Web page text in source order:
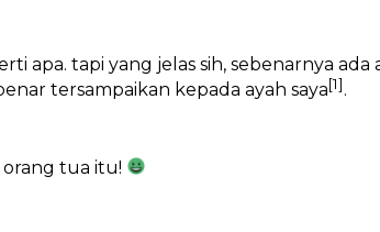
apa. tapi yang jelas sih, sebenarnya
tersampaikan kepada ayah saya[1].
tua itu!